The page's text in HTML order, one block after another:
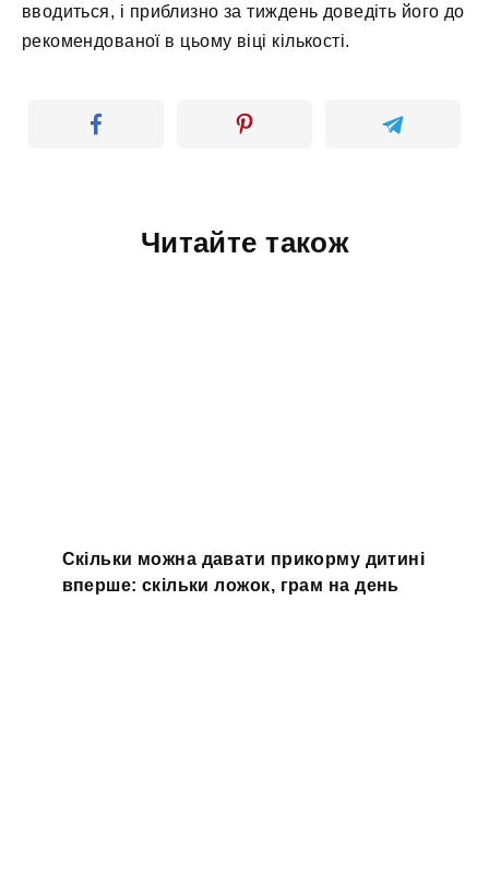
вводиться, і приблизно за тиждень доведіть його до
рекомендованої в цьому віці кількості.
Читайте також
Скільки можна давати прикорму дитині
вперше: скільки ложок, грам на день